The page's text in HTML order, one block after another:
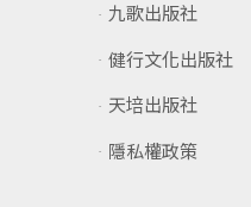
九歌出版社
健行文化出版社
天培出版社
隱私權政策